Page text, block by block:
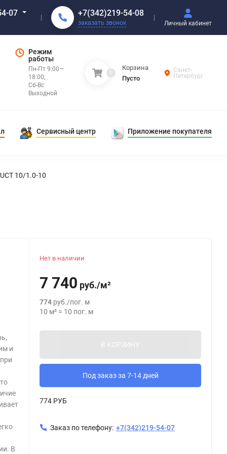
07 +7(342)219-54-08
заказать звонок Личный кабинет
Режим
работы
Пн-Пт 9:00—
18:00;
Сб-Вс
Выходной
0
Корзина
Пусто
Санкт-
Петербург
Сервисный центр Приложение покупателя
10/1.0-10
и
В
Нет в наличии
7 740 руб./м²
774 руб./пог. м
10 м² = 10 пог. м
В КОРЗИНУ
Под заказ за 7-14 дней
774 РУБ
Заказ по телефону: +7(342)219-54-07